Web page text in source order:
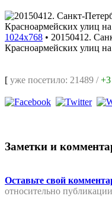
1024x768 • 20150412.
Красноармейских улиц
[ уже посетило: 21489 /+3
Заметки и
Оставьте свой
относительно